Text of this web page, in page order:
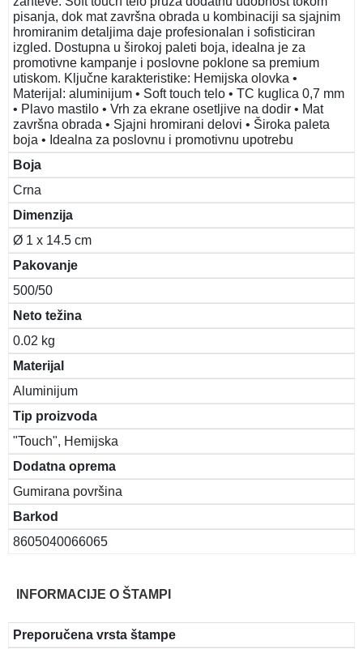
pisanja, dok mat završna obrada u kombinaciji sa sjajnim
hromiranim detaljima daje profesionalan i sofisticiran
izgled. Dostupna u širokoj paleti boja, idealna je za
promotivne kampanje i poslovne poklone sa premium
utiskom. Ključne karakteristike: Hemijska olovka •
Materijal: aluminijum • Soft touch telo • TC kuglica 0,7 mm
• Plavo mastilo • Vrh za ekrane osetljive na dodir • Mat
završna obrada • Sjajni hromirani delovi • Široka paleta
boja • Idealna za poslovnu i promotivnu upotrebu
Boja
Crna
Dimenzija
Ø 1 x 14.5 cm
Pakovanje
500/50
Neto težina
0.02 kg
Materijal
Aluminijum
Tip proizvoda
"Touch", Hemijska
Dodatna oprema
Gumirana površina
Barkod
8605040066065
INFORMACIJE O ŠTAMPI
Preporučena vrsta štampe